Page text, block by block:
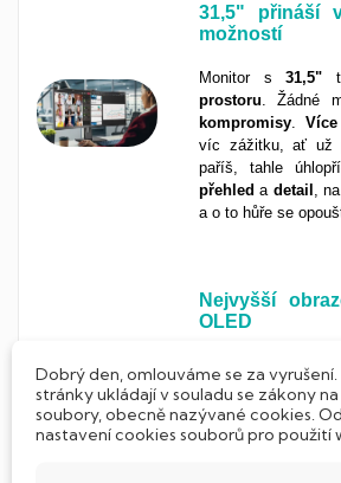
31,5" přináší
možností
Monitor s31,5"
prostoru . Žádné
kompromisy
Více
víc zážitku, ať už
paříš, tahle
přehled a detail ,
a o to hůře se
Nejvyšší
OLED
OLED technologie
Nabízí
dokonalý
bleskovou
potřebuješ pro
Dobrý den, omlouváme se za
stránky ukládají v souladu se zákony
soubory, obecně nazývané cookies.
nastavení cookies souborů pro použití